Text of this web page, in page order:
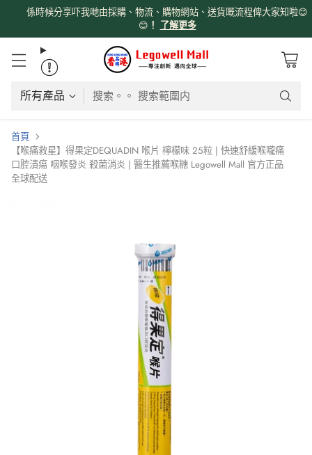
係時候分享吓我哋由採購、物流、購物網站、送貨嘅流程俾大家知啦😊
😊 ！ 了解更多
搜索。。 搜索範圍内
首頁
【喉痛救星】得果定DEQUADIN 喉片 檸檬味 25粒 | 快速舒緩喉嚨痛
口腔潰瘍 咽喉發炎 殺菌消炎 | 醫生推薦喉糖 Legowell Mall 官方正品
全球配送